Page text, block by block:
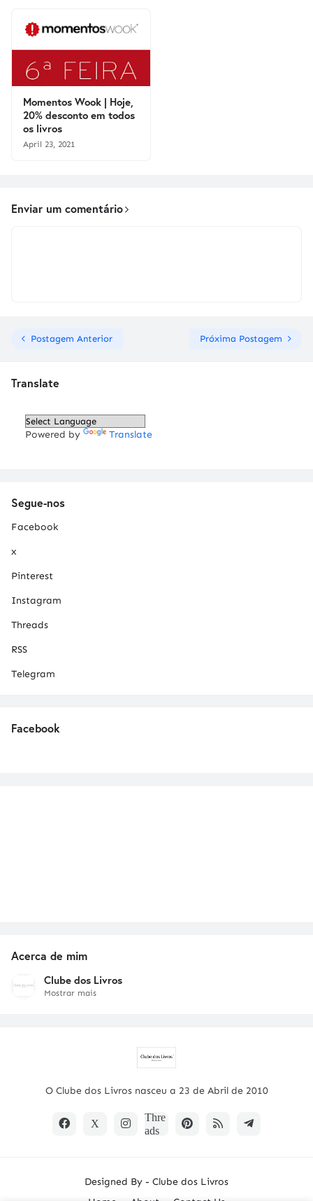
Momentos Wook | Hoje,
20% desconto em todos
os livros
April 23, 2021
Enviar um comentário
Postagem Anterior Próxima Postagem
Translate
Powered by Translate
Segue-nos
Facebook
x
Pinterest
Instagram
Threads
RSS
Telegram
Facebook
Acerca de mim
Clube dos Livros
Mostrar mais
O Clube dos Livros nasceu a 23 de Abril de 2010
Designed By - Clube dos Livros